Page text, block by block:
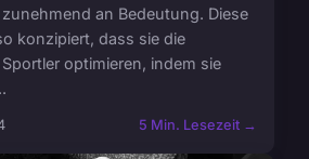
an Bedeutung. Diese
konzipiert, dass sie die
optimieren, indem sie
5 Min. Lesezeit →